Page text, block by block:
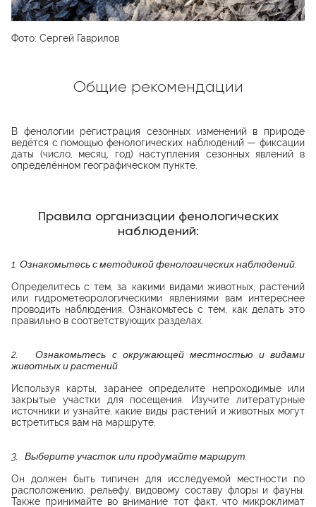
Фото: Сергей Гаврилов
Общие рекомендации
В фенологии регистрация сезонных изменений в природе
ведётся с помощью фенологических наблюдений — фиксации
даты (число, месяц, год) наступления сезонных явлений в
определённом географическом пункте.
Правила организации фенологических
наблюдений:
1. Ознакомьтесь с методикой фенологических наблюдений.
Определитесь с тем, за какими видами животных, растений
или гидрометеорологическими явлениями вам интереснее
проводить наблюдения. Ознакомьтесь с тем, как делать это
правильно в соответствующих разделах.
2. Ознакомьтесь с окружающей местностью и видами
животных и растений.
Используя карты, заранее определите непроходимые или
закрытые участки для посещения. Изучите литературные
источники и узнайте, какие виды растений и животных могут
встретиться вам на маршруте.
3. Выберите участок или продумайте маршрут.
Он должен быть типичен для исследуемой местности по
расположению, рельефу, видовому составу флоры и фауны.
Также принимайте во внимание тот факт, что микроклимат